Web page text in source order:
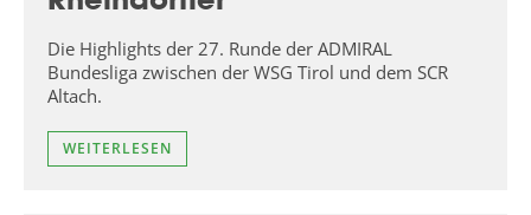
Die Highlights der 27. Runde der ADMIRAL
Bundesliga zwischen der WSG Tirol und dem SCR
Altach.
WEITERLESEN